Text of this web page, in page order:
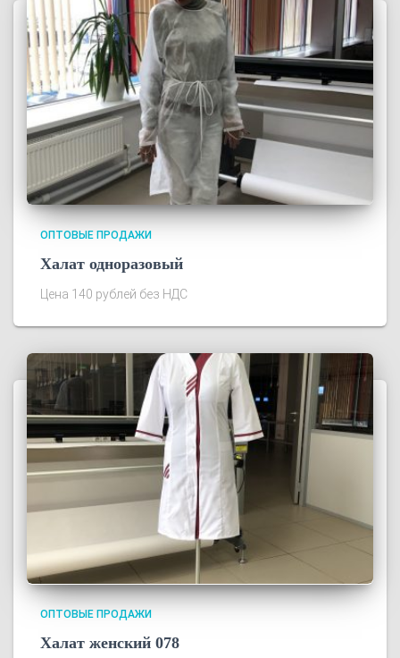
ОПТОВЫЕ ПРОДАЖИ
Халат одноразовый
Цена 140 рублей без НДС
ОПТОВЫЕ ПРОДАЖИ
Халат женский 078